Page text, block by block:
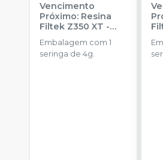
Vencimento
Próximo: Resina
Filtek Z350 XT -
B2B
-
Embalagem com 1
seringa de 4g.